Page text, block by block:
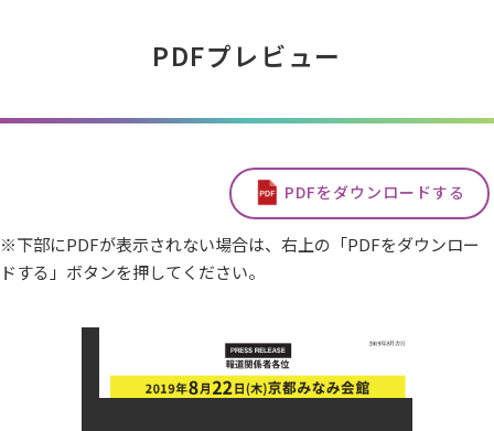
PDFプレビュー
PDFをダウンロードする
※下部にPDFが表示されない場合は、右上の「PDFをダウンロー
ドする」ボタンを押してください。